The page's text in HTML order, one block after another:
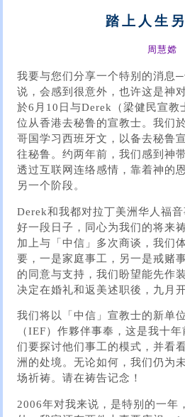
踏上人生
周慧嫦
我要与您们分享一个特别的消息
说，会感到很意外，也许这是神
於6月10日与Derek（梁健民宣教
位从香港去秘鲁的宣教士。我们
哥国学习西班牙文，以备去秘鲁
往秘鲁。约两年前，我们感到神
透过互联网连络感情，靠着神的
另一个阶段。
Derek和我都对拉丁美洲华人福
好一段日子，同心为我们的将来
加上与「中信」多次商谈，我们
要，一是家庭事工，另一是戒赌
的同意与支持，我们盼望能先作
决定在婚礼和返美述职後，九月
我们将以「中信」宣教士的新单
（IEF）作夥伴事奉，这是我十
们要探讨他们事工的模式，并看
洲的处境。无论如何，我们仍为
场祈祷。请在祷告记念！
2006年对我来说，是特别的一年